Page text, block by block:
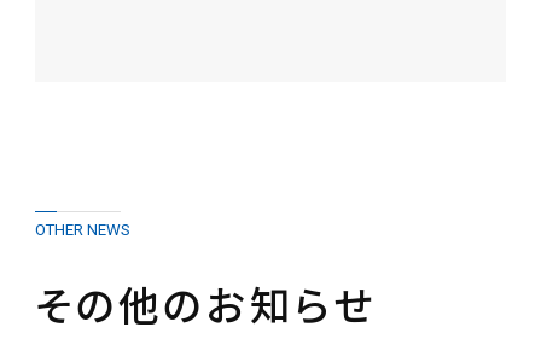
OTHER NEWS
その他のお知らせ